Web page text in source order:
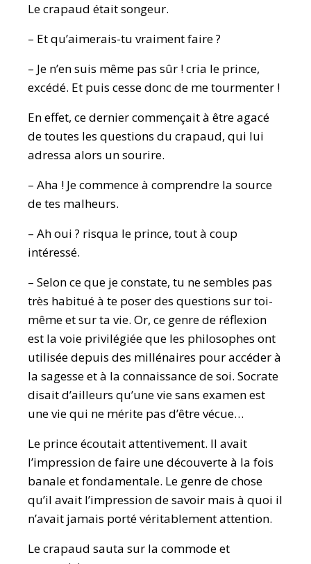
Le crapaud était songeur.
– Et qu’aimerais-tu vraiment faire ?
– Je n’en suis même pas sûr ! cria le prince,
excédé. Et puis cesse donc de me tourmenter !
En effet, ce dernier commençait à être agacé
de toutes les questions du crapaud, qui lui
adressa alors un sourire.
– Aha ! Je commence à comprendre la source
de tes malheurs.
– Ah oui ? risqua le prince, tout à coup
intéressé.
– Selon ce que je constate, tu ne sembles pas
très habitué à te poser des questions sur toi-
même et sur ta vie. Or, ce genre de réflexion
est la voie privilégiée que les philosophes ont
utilisée depuis des millénaires pour accéder à
la sagesse et à la connaissance de soi. Socrate
disait d’ailleurs qu’une vie sans examen est
une vie qui ne mérite pas d’être vécue…
Le prince écoutait attentivement. Il avait
l’impression de faire une découverte à la fois
banale et fondamentale. Le genre de chose
qu’il avait l’impression de savoir mais à quoi il
n’avait jamais porté véritablement attention.
Le crapaud sauta sur la commode et